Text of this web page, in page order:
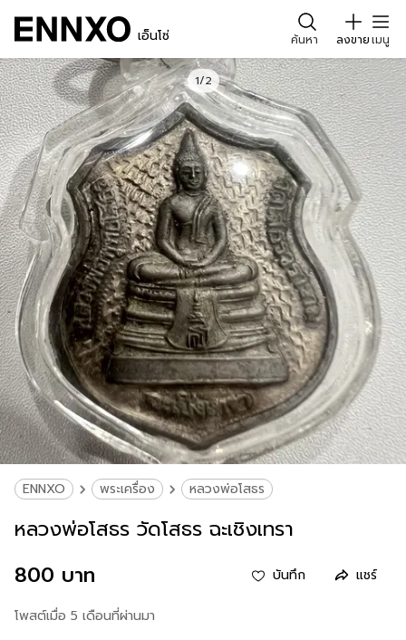
เอ็นโซ่ ค้นหา ลงขายเมนู
1/2
ENNXO พระเครื่อง หลวงพ่อโสธร
หลวงพ่อโสธร วัดโสธร ฉะเชิงเทรา
800 บาท
บันทึก แชร์
โพสต์เมื่อ 5 เดือนที่ผ่านมา